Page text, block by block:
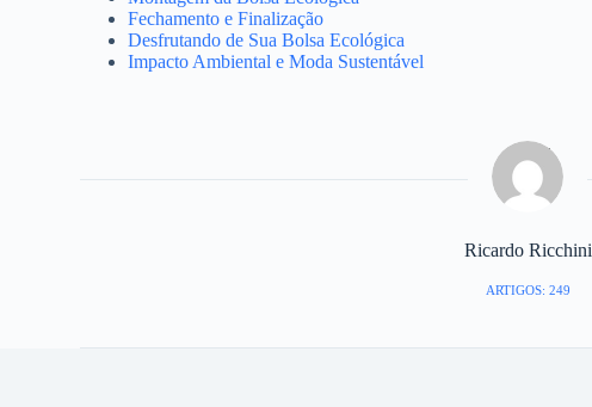
Fechamento e Finalização
Desfrutando de Sua Bolsa Ecológica
Impacto Ambiental e Moda Sustentável
Ricardo Ricchini
ARTIGOS: 249